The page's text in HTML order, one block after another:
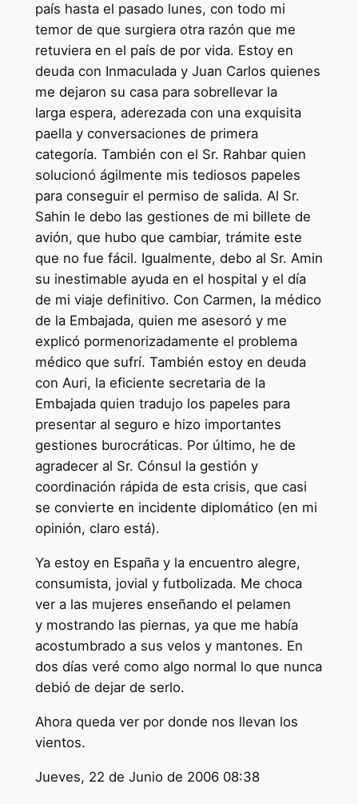
país hasta el pasado lunes, con todo mi
temor de que surgiera otra razón que me
retuviera en el país de por vida. Estoy en
deuda con Inmaculada y Juan Carlos quienes
me dejaron su casa para sobrellevar la
larga espera, aderezada con una exquisita
paella y conversaciones de primera
categoría. También con el Sr. Rahbar quien
solucionó ágilmente mis tediosos papeles
para conseguir el permiso de salida. Al Sr.
Sahin le debo las gestiones de mi billete de
avión, que hubo que cambiar, trámite este
que no fue fácil. Igualmente, debo al Sr. Amin
su inestimable ayuda en el hospital y el día
de mi viaje definitivo. Con Carmen, la médico
de la Embajada, quien me asesoró y me
explicó pormenorizadamente el problema
médico que sufrí. También estoy en deuda
con Auri, la eficiente secretaria de la
Embajada quien tradujo los papeles para
presentar al seguro e hizo importantes
gestiones burocráticas. Por último, he de
agradecer al Sr. Cónsul la gestión y
coordinación rápida de esta crisis, que casi
se convierte en incidente diplomático (en mi
opinión, claro está).
Ya estoy en España y la encuentro alegre,
consumista, jovial y futbolizada. Me choca
ver a las mujeres enseñando el pelamen
y mostrando las piernas, ya que me había
acostumbrado a sus velos y mantones. En
dos días veré como algo normal lo que nunca
debió de dejar de serlo.
Ahora queda ver por donde nos llevan los
vientos.
Jueves, 22 de Junio de 2006 08:38